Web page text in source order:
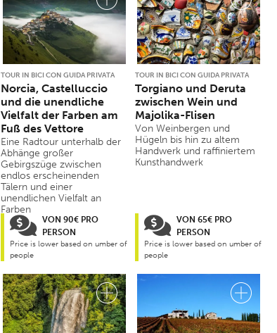
TOUR IN BICI CON GUIDA PRIVATA
Norcia, Castelluccio
und die unendliche
Vielfalt der Farben am
Fuß des Vettore
Eine Radtour unterhalb der
Abhänge großer
Gebirgszüge zwischen
endlos erscheinenden
Tälern und einer
unendlichen Vielfalt an
Farben
VON 90€ PRO
PERSON
Price is lower based on umber of
people
TOUR IN BICI CON GUIDA PRIVATA
Torgiano und Deruta
zwischen Wein und
Majolika-Flisen
Von Weinbergen und
Hügeln bis hin zu altem
Handwerk und raffiniertem
Kunsthandwerk
VON 65€ PRO
PERSON
Price is lower based on umber of
people